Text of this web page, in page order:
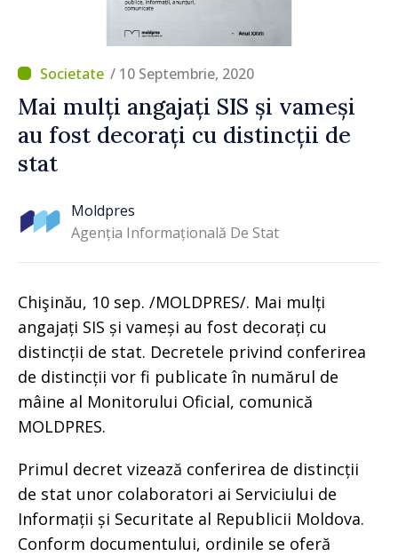
/ 10 Septembrie, 2020
Mai mulți angajați SIS și vameși
au fost decorați cu distincții de
stat
Moldpres
Agenția Informațională De Stat
Chişinău, 10 sep. /MOLDPRES/. Mai mulți
angajați SIS și vameși au fost decorați cu
distincții de stat. Decretele privind conferirea
de distincții vor fi publicate în numărul de
mâine al Monitorului Oficial, comunică
MOLDPRES.
Primul decret vizează conferirea de distincții
de stat unor colaboratori ai Serviciului de
Informații și Securitate al Republicii Moldova.
Conform documentului, ordinile se oferă